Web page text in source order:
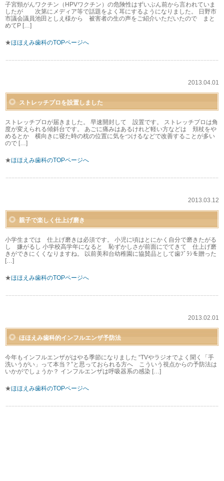
子宮頸がんワクチン（HPVワクチン）の危険性はずいぶん前から言われていま
したが 次第にメディア等で話題をよく耳にするようになりました。 日野市
市議会議員池田としえ様から 被害者の生の声をご紹介いただいたので まと
めてP […]
★ほほえみ歯科のTOPページへ
2013.04.01
ストレッチプロを設置しました
ストレッチプロが届きました。 早速開封して 設置です。 ストレッチプロは角
度が変えられる傾斜台です。 あごに痛みはあるけれど軽い方などは 頬杖をや
めるとか 横向きに寝た時の枕の位置に気をつけるなどで改善することが多い
ので […]
★ほほえみ歯科のTOPページへ
2013.03.12
親子で楽しく仕上げ磨き
小学生までは 仕上げ磨きは必須です。 小児に頃はとにかく自分で磨きたがる
し 嫌がるし 小学校高学年になると 恥ずかしさが前面にでてきて 仕上げ磨
きができにくくなりますね。 以前美和台幼稚園に協賛品として歯ﾌﾞﾗｼを贈った
[…]
★ほほえみ歯科のTOPページへ
2013.02.01
ほほえみ歯科的インフルエンザ予防法
今年もインフルエンザがはやる季節になりました “TVやラジオでよく聞く「手
洗いうがい」って本当？”と思っておられる方へ こういう視点からの予防法は
いかがでしょうか？ インフルエンザは呼吸器系の感染 […]
★ほほえみ歯科のTOPページへ